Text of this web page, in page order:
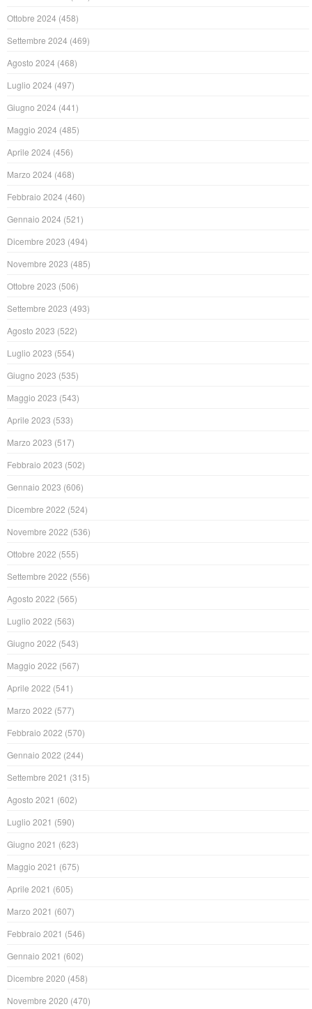
Ottobre 2024 (458)
Settembre 2024 (469)
Agosto 2024 (468)
Luglio 2024 (497)
Giugno 2024 (441)
Maggio 2024 (485)
Aprile 2024 (456)
Marzo 2024 (468)
Febbraio 2024 (460)
Gennaio 2024 (521)
Dicembre 2023 (494)
Novembre 2023 (485)
Ottobre 2023 (506)
Settembre 2023 (493)
Agosto 2023 (522)
Luglio 2023 (554)
Giugno 2023 (535)
Maggio 2023 (543)
Aprile 2023 (533)
Marzo 2023 (517)
Febbraio 2023 (502)
Gennaio 2023 (606)
Dicembre 2022 (524)
Novembre 2022 (536)
Ottobre 2022 (555)
Settembre 2022 (556)
Agosto 2022 (565)
Luglio 2022 (563)
Giugno 2022 (543)
Maggio 2022 (567)
Aprile 2022 (541)
Marzo 2022 (577)
Febbraio 2022 (570)
Gennaio 2022 (244)
Settembre 2021 (315)
Agosto 2021 (602)
Luglio 2021 (590)
Giugno 2021 (623)
Maggio 2021 (675)
Aprile 2021 (605)
Marzo 2021 (607)
Febbraio 2021 (546)
Gennaio 2021 (602)
Dicembre 2020 (458)
Novembre 2020 (470)